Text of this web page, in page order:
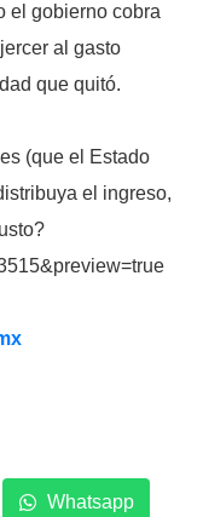
el gobierno cobra
al gasto
que quitó.
(que el Estado
el ingreso,
Whatsapp